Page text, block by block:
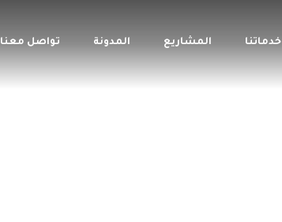
خدماتنا المشاريع المدونة تواصل معنا